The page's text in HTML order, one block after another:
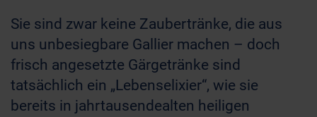
Sie sind zwar keine Zaubertränke, die aus
uns unbesiegbare Gallier machen – doch
frisch angesetzte Gärgetränke sind
tatsächlich ein „Lebenselixier“, wie sie
bereits in jahrtausendealten heiligen